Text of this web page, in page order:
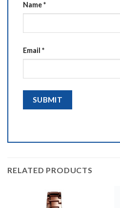
Name*
Email *
RELATED PRODUCTS